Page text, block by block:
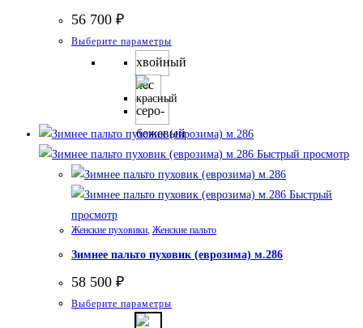
56 700 ₽
Выберите параметры
товар
несколько
Опции
можно
выбрать
на
хвойный
лес
серо-
бежевый
Быстрый просмотр
Быстрый
просмотр
Женские пуховики, Женские пальто
Зимнее пальто пуховик (еврозима) м.286
58 500 ₽
Выберите параметры